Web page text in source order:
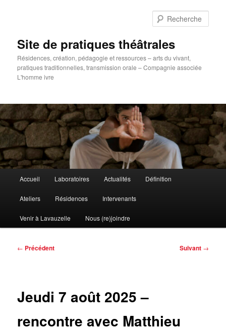
Site de pratiques théâtrales
Résidences, création, pédagogie et ressources – arts du vivant,
pratiques traditionnelles, transmission orale – Compagnie associée
L'homme ivre
principal
Accueil Laboratoires Actualités Définition
Ateliers Résidences Intervenants
Venir à Lavauzelle Nous (re)joindre
Navigation
← Précédent Suivant →
Jeudi 7 août 2025 –
rencontre avec Matthieu